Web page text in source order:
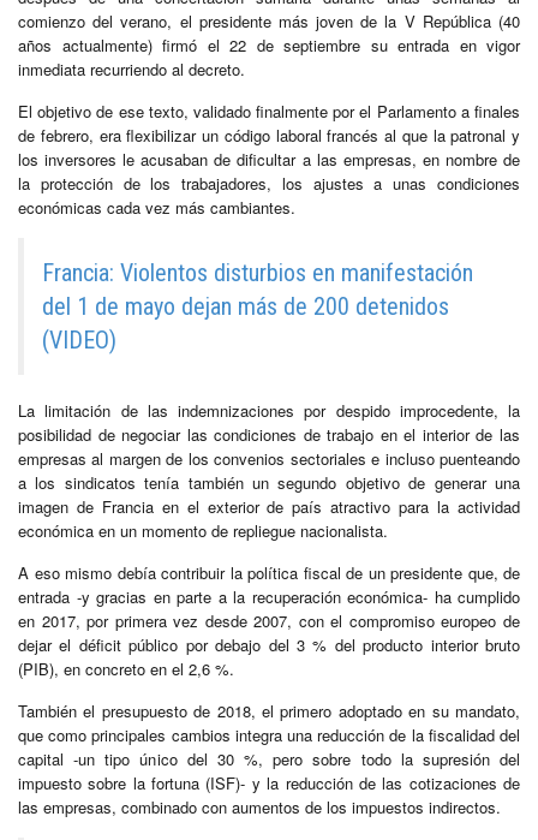
comienzo del verano, el presidente más joven de la V República (40
años actualmente) firmó el 22 de septiembre su entrada en vigor
inmediata recurriendo al decreto.
El objetivo de ese texto, validado finalmente por el Parlamento a finales
de febrero, era flexibilizar un código laboral francés al que la patronal y
los inversores le acusaban de dificultar a las empresas, en nombre de
la protección de los trabajadores, los ajustes a unas condiciones
económicas cada vez más cambiantes.
Francia: Violentos disturbios en manifestación
del 1 de mayo dejan más de 200 detenidos
(VIDEO)
La limitación de las indemnizaciones por despido improcedente, la
posibilidad de negociar las condiciones de trabajo en el interior de las
empresas al margen de los convenios sectoriales e incluso puenteando
a los sindicatos tenía también un segundo objetivo de generar una
imagen de Francia en el exterior de país atractivo para la actividad
económica en un momento de repliegue nacionalista.
A eso mismo debía contribuir la política fiscal de un presidente que, de
entrada -y gracias en parte a la recuperación económica- ha cumplido
en 2017, por primera vez desde 2007, con el compromiso europeo de
dejar el déficit público por debajo del 3 % del producto interior bruto
(PIB), en concreto en el 2,6 %.
También el presupuesto de 2018, el primero adoptado en su mandato,
que como principales cambios integra una reducción de la fiscalidad del
capital -un tipo único del 30 %, pero sobre todo la supresión del
impuesto sobre la fortuna (ISF)- y la reducción de las cotizaciones de
las empresas, combinado con aumentos de los impuestos indirectos.